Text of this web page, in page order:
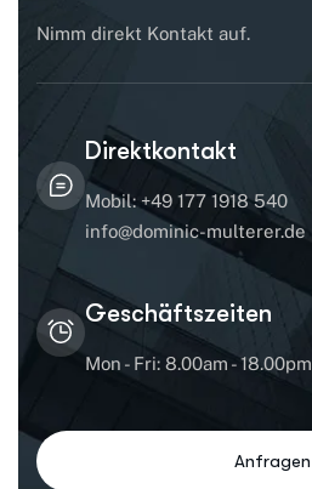
Nimm direkt Kontakt auf.
Direktkontakt
Mobil: +49 177 1918 540
info@dominic-multerer.de
Geschäftszeiten
Mon - Fri: 8.00am - 18.00pm